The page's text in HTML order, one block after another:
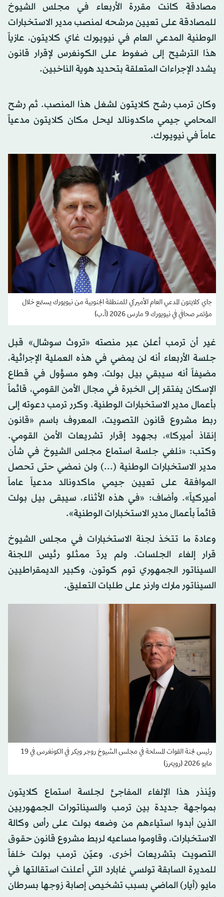
مصادقة كانت مقررة الأربعاء في مجلس الشيوخ
للمصادقة على تعيين مرشحه لمنصب مدير الاستخبارات
الوطنية المدعي العام في نيويورك غاي كلايتون، عازياً
هذا الترشيح إلى ضغوط على الكونغرس لإقرار قانون
يشدد الإجراءات المتعلقة بتحديد هوية الناخبين.
وكان ترمب رشح كلايتون لشغل هذا المنصب. ثم رشح
المحامي جيمي ماكدونالد ليحل مكان كلايتون مدعياً
عاماً في نيويورك.
جاي كلايتون المدعي العام الأميركي للمنطقة الجنوبية من نيويورك يستمع خلال
مؤتمر صحافي في نيويورك 9 مارس 2026 (أ.ب)
غير أن ترمب أعلن عبر منصته «تروث سوشال» قبل
جلسة الأربعاء أنه لن يمضي في هذه العملية الإجرائية،
مضيفاً أنه سيبقي بيل بولت، وهو مسؤول في قطاع
الإسكان يفتقر إلى الخبرة في مجال الأمن القومي، قائماً
بأعمال مدير الاستخبارات الوطنية. وكرر ترمب دعوته إلى
ربط مشروع قانون التصويت، المعروف باسم «قانون
إنقاذ أميركا»، بجهود إقرار تشريعات الأمن القومي.
وكتب: «نلغي جلسة استماع مجلس الشيوخ في شأن
مدير الاستخبارات الوطنية (...) ولن نمضي حتى تحصل
الموافقة على تعيين جيمي ماكدونالد مدعياً عاماً
أميركياً». وأضاف: «في هذه الأثناء، سيبقى بيل بولت
قائماً بأعمال مدير الاستخبارات الوطنية».
وعادة ما تتخذ لجنة الاستخبارات في مجلس الشيوخ
قرار إلغاء الجلسات. ولم يردّ ممثلو رئيس اللجنة
السيناتور الجمهوري توم كوتون، وكبير الديمقراطيين
السيناتور مارك وارنر على طلبات التعليق.
رئيس لجنة القوات المسلحة في مجلس الشيوخ روجر ويكر في الكونغرس في 19
مايو 2026 (رويترز)
ويُنذر هذا الإلغاء المفاجئ لجلسة استماع كلايتون
بمواجهة جديدة بين ترمب والسيناتورات الجمهوريين
الذين أبدوا استياءهم من وضعه بولت على رأس وكالة
الاستخبارات، وقاوموا مساعيه لربط مشروع قانون حقوق
التصويت بتشريعات أخرى. وعيّن ترمب بولت خلفاً
للمديرة السابقة تولسي غابارد التي أعلنت استقالتها في
مايو (أيار) الماضي بسبب تشخيص إصابة زوجها بسرطان